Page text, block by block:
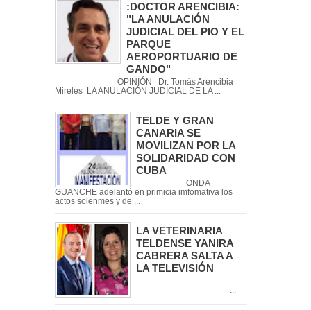
:DOCTOR ARENCIBIA:
"LA ANULACIÓN
JUDICIAL DEL PIO Y EL
PARQUE
AEROPORTUARIO DE
GANDO"
OPINIÓN Dr. Tomás Arencibia
Mireles LA ANULACIÓN JUDICIAL DE LA ...
TELDE Y GRAN
CANARIA SE
MOVILIZAN POR LA
SOLIDARIDAD CON
CUBA
ONDA
GUANCHE adelantó en primicia imfomativa los
actos solenmes y de ...
LA VETERINARIA
TELDENSE YANIRA
CABRERA SALTA A
LA TELEVISIÓN